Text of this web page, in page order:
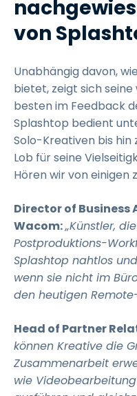
von
Unabhängig davon,
bietet, zeigt sich
besten im Feedback
Splashtop bedient
Solo-Kreativen bis hin
Lob für seine
Hören wir von einigen
Director of
Wacom:„Künstler,
Postproduktions-
Splashtop nahtlos
wenn sie nicht im
den heutigen
Head of Partner
können Kreative die
Zusammenarbeit
wie